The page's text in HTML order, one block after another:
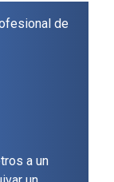
de
a un